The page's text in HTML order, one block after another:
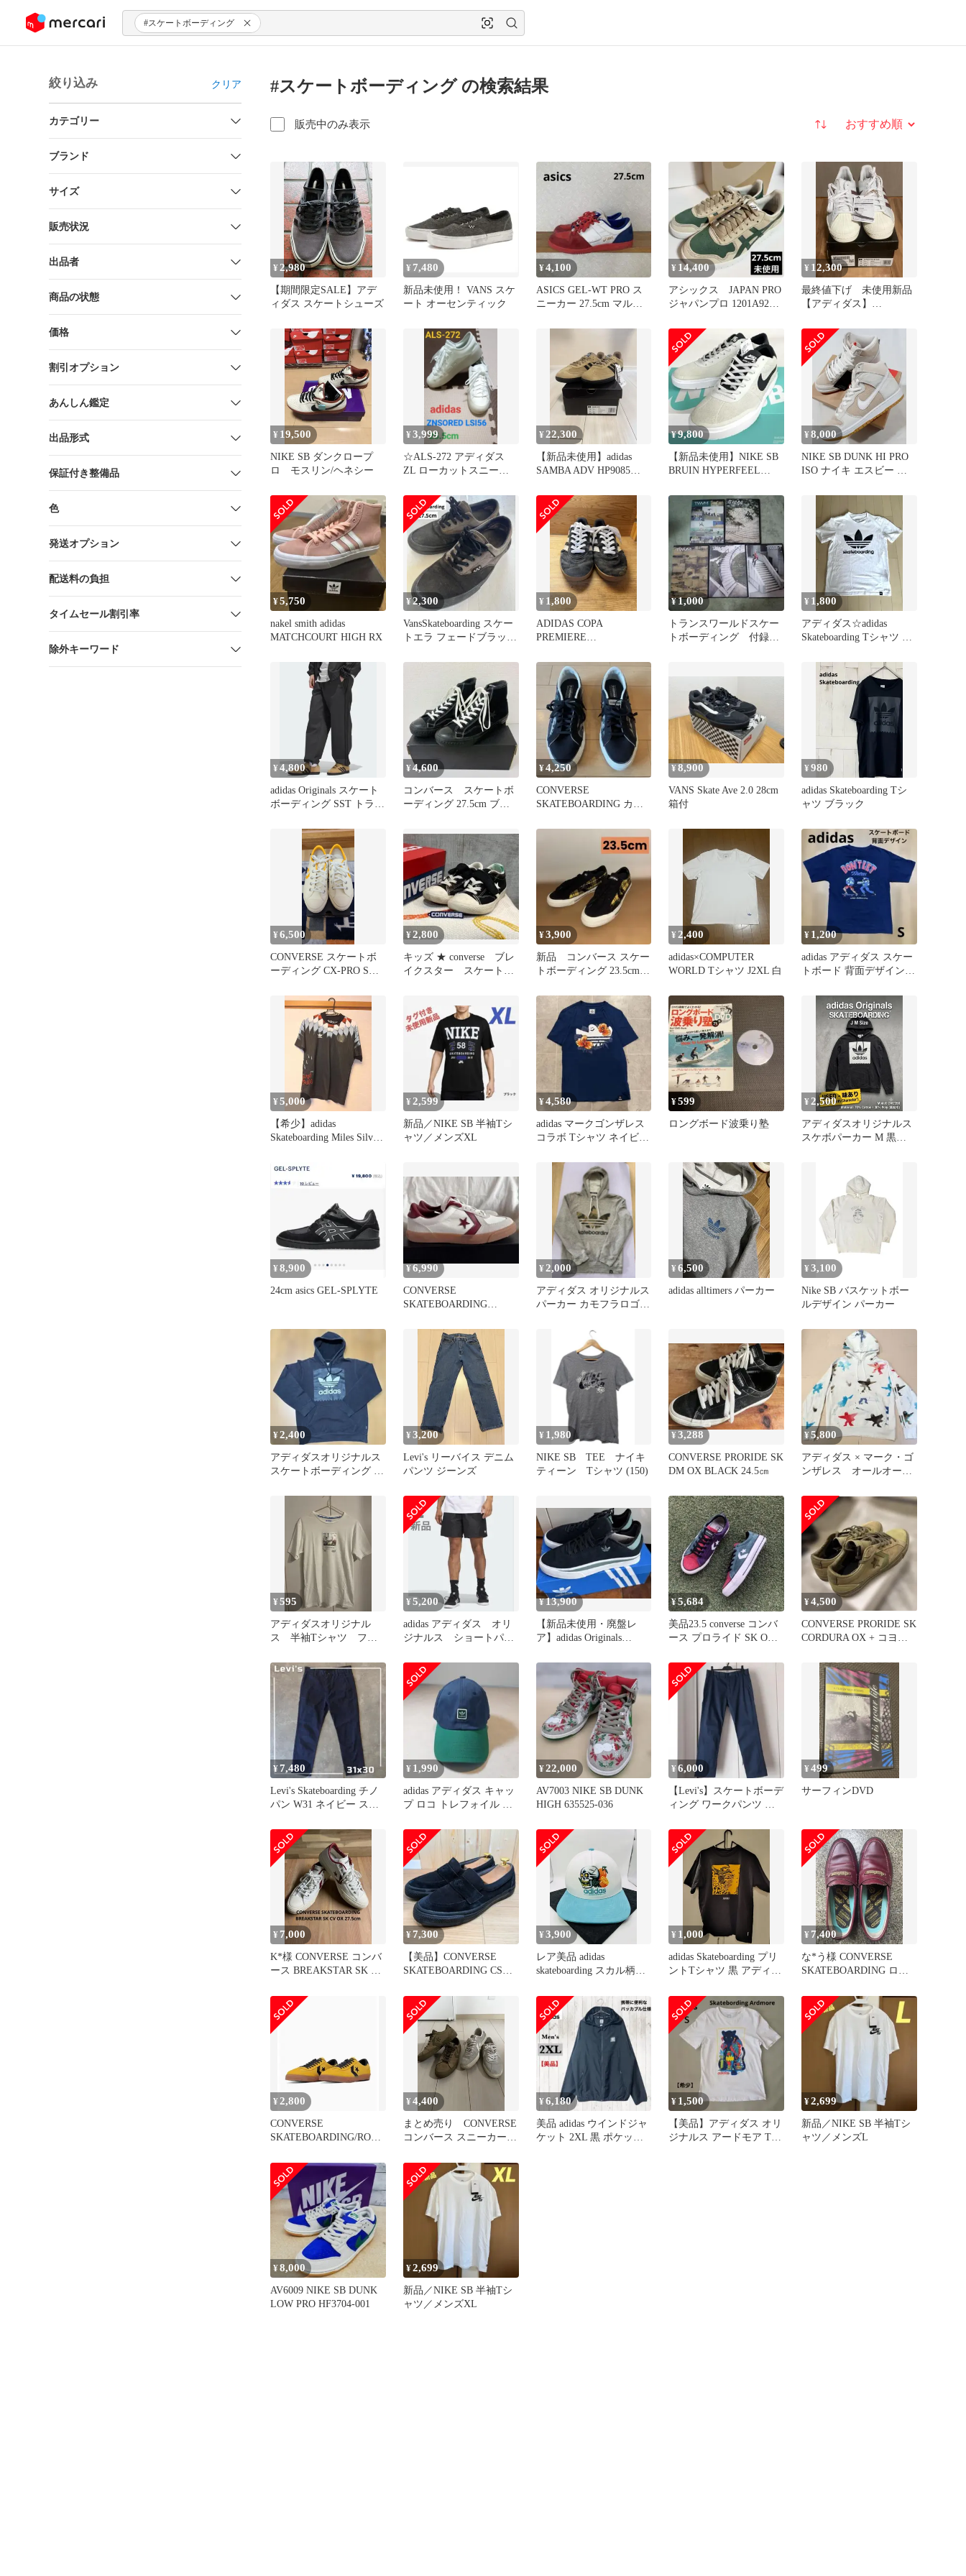
ツにスキップ #スケートボーディング
絞り込み クリア
カテゴリー
ブランド
サイズ
販売状況
出品者
商品の状態
価格
割引オプション
あんしん鑑定
出品形式
保証付き整備品
色
発送オプション
配送料の負担
タイムセール割引率
除外キーワード
#スケートボーディング の検索結果
販売中のみ表示 並び替え
¥ 2,980
【期間限定SALE】アデ
ィダス スケートシューズ
¥ 7,480
新品未使用！ VANS スケ
ート オーセンティック
¥4,100
ASICS GEL-WT PRO ス
ニーカー 27.5cm マルチ
¥ 14,400
アシックス JAPAN PRO
ジャパンプロ 1201A920
¥ 12,300
最終値下げ 未使用新品
【アディダス】
28cm
¥ 19,500
NIKE SB ダンクロープ
ロ モスリン/ヘネシー
¥3,999
☆ALS-272 アディダス
ZL ローカットスニーカ
¥ 22,300
【新品未使用】adidas
SAMBA ADV HP9085
¥9,800
【新品未使用】NIKE SB
BRUIN HYPERFEEL
¥8,000
NIKE SB DUNK HI PRO
ISO ナイキ エスビー ス
¥5,750
nakel smith adidas
MATCHCOURT HIGH RX
¥2,300
VansSkateboarding スケー
トエラ フェードブラック
¥ 1,800
ADIDAS COPA
PREMIERE
¥1,000
トランスワールドスケー
トボーディング 付録
¥ 1,800
アディダス☆adidas
Skateboarding Tシャツ ホ
¥4,800
adidas Originals スケート
ボーディング SST トラッ
¥4,600
コンバース スケートボ
ーディング 27.5cm ブラ
¥4,250
CONVERSE
SKATEBOARDING カモ
ース美品
¥8,900
VANS Skate Ave 2.0 28cm
箱付
¥980
adidas Skateboarding Tシ
ャツ ブラック
¥6,500
CONVERSE スケートボ
ーディング CX-PRO SK
¥2,800
キッズ ★ converse ブレ
イクスター スケートボ
¥3,900
新品 コンバース スケー
トボーディング 23.5cm
柄
¥ 2,400
adidas×COMPUTER
WORLD Tシャツ J2XL 白
¥ 1,200
adidas アディダス スケー
トボード 背面デザイン T
¥5,000
【希少】adidas
Skateboarding Miles Silvas
¥2,599
新品／NIKE SB 半袖Tシ
ャツ／メンズXL
¥4,580
adidas マークゴンザレス
コラボ Tシャツ ネイビー
¥599
ロングボード波乗り塾
¥ 2,500
アディダスオリジナルス
スケボパーカー M 黒
¥8,900
24cm asics GEL-SPLYTE
¥6,990
CONVERSE
SKATEBOARDING
¥ 2,000
アディダス オリジナルス
パーカー カモフラロゴ
¥6,500
adidas alltimers パーカー
¥3,100
Nike SB バスケットボー
ルデザイン パーカー
¥2,400
アディダスオリジナルス
スケートボーディング パ
¥3,200
Levi's リーバイス デニム
パンツ ジーンズ
¥ 1,980
NIKE SB TEE ナイキ
ティーン Tシャツ (150)
¥3,288
CONVERSE PRORIDE SK
DM OX BLACK 24.5㎝
¥5,800
アディダス × マーク・ゴ
ンザレス オールオーバ
ーカー
¥595
アディダスオリジナル
ス 半袖Tシャツ フォ
¥5,200
adidas アディダス オリ
ジナルス ショートパン
¥13,900
【新品未使用・廃盤レ
ア】adidas Originals
¥5,684
美品23.5 converse コンバ
ース プロライド SK OX
¥4,500
CONVERSE PRORIDE SK
CORDURA OX + コヨー
¥ 7,480
Levi's Skateboarding チノ
パン W31 ネイビー スト
¥ 1,990
adidas アディダス キャッ
プ ロコ トレフォイル チ
¥22,000
AV7003 NIKE SB DUNK
HIGH 635525-036
¥ 6,000
【Levi's】スケートボーデ
ィング ワークパンツ ネ
¥499
サーフィンDVD
¥ 7,000
K*様 CONVERSE コンバ
ース BREAKSTAR SK CV
¥ 7,300
【美品】CONVERSE
SKATEBOARDING CS
¥3,900
レア美品 adidas
skateboarding スカル柄キ
¥ 1,000
adidas Skateboarding プリ
ントTシャツ 黒 アディダ
¥ 7,400
な*う様 CONVERSE
SKATEBOARDING ロー
¥ 2,800
CONVERSE
SKATEBOARDING/ROAD
¥4,400
まとめ売り CONVERSE
コンバース スニーカー 2
¥6,180
美品 adidas ウインドジャ
ケット 2XL 黒 ポケッタ
¥ 1,500
【美品】アディダス オリ
ジナルス アードモア Tシ
¥2,699
新品／NIKE SB 半袖Tシ
ャツ／メンズL
¥8,000
AV6009 NIKE SB DUNK
LOW PRO HF3704-001
¥2,699
新品／NIKE SB 半袖Tシ
ャツ／メンズXL